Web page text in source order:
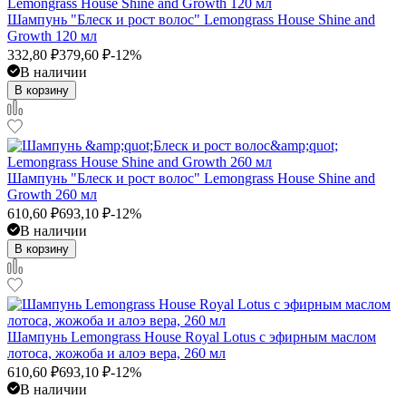
Шампунь "Блеск и рост волос" Lemongrass House Shine and
Growth 120 мл
332,80 ₽379,60 ₽-12%
В наличии
В корзину
Шампунь "Блеск и рост волос" Lemongrass House Shine and
Growth 260 мл
610,60 ₽693,10 ₽-12%
В наличии
В корзину
Шампунь Lemongrass House Royal Lotus с эфирным маслом
лотоса, жожоба и алоэ вера, 260 мл
610,60 ₽693,10 ₽-12%
В наличии